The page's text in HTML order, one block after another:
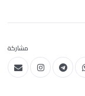
مشاركة